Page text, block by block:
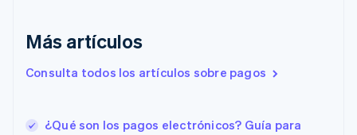
Más artículos
Consulta todos los artículos sobre pagos
¿Qué son los pagos electrónicos? Guía para
English
English
España